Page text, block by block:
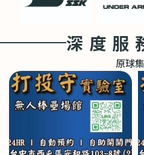
深度服
原球